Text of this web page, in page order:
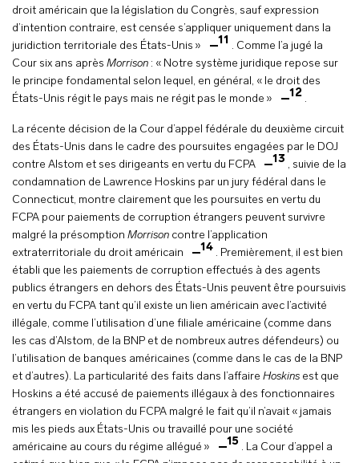
droit américain que la législation du Congrès, sauf expression
d’intention contraire, est censée s’appliquer uniquement dans la
juridiction territoriale des États-Unis »
11 . Comme l’a jugé la
Cour six ans après Morrison : « Notre système juridique repose sur
le principe fondamental selon lequel, en général, « le droit des
États-Unis régit le pays mais ne régit pas le monde »
12 .
La récente décision de la Cour d’appel fédérale du deuxième circuit
des États-Unis dans le cadre des poursuites engagées par le DOJ
contre Alstom et ses dirigeants en vertu du FCPA
13 , suivie de la
condamnation de Lawrence Hoskins par un jury fédéral dans le
Connecticut, montre clairement que les poursuites en vertu du
FCPA pour paiements de corruption étrangers peuvent survivre
malgré la présomption Morrison contre l’application
extraterritoriale du droit américain
14 . Premièrement, il est bien
établi que les paiements de corruption effectués à des agents
publics étrangers en dehors des États-Unis peuvent être poursuivis
en vertu du FCPA tant qu’il existe un lien américain avec l’activité
illégale, comme l’utilisation d’une filiale américaine (comme dans
les cas d’Alstom, de la BNP et de nombreux autres défendeurs) ou
l’utilisation de banques américaines (comme dans le cas de la BNP
et d’autres). La particularité des faits dans l’affaire Hoskins est que
Hoskins a été accusé de paiements illégaux à des fonctionnaires
étrangers en violation du FCPA malgré le fait qu’il n’avait « jamais
mis les pieds aux États-Unis ou travaillé pour une société
américaine au cours du régime allégué »
15 . La Cour d’appel a